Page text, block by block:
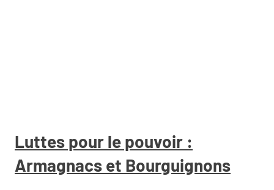
Luttes pour le pouvoir :
Armagnacs et Bourguignons